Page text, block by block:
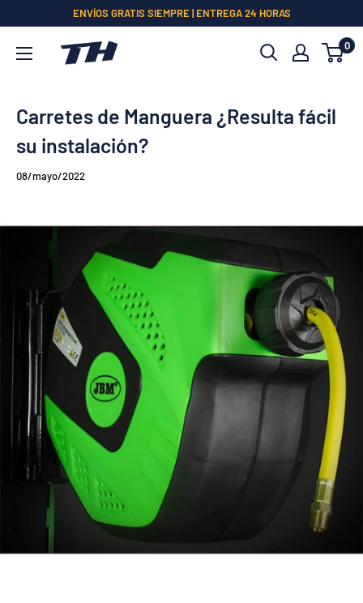
ENVÍOS GRATIS SIEMPRE | ENTREGA 24 HORAS
0
Carretes de Manguera ¿Resulta fácil
su instalación?
08/mayo/2022